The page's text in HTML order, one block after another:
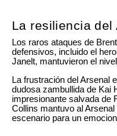
La resiliencia del
Los raros ataques de
defensivos, incluido el
Janelt, mantuvieron el
La frustración del Arsenal
dudosa zambullida de Kai
impresionante salvada de
Collins mantuvo al Arsenal
escenario para un